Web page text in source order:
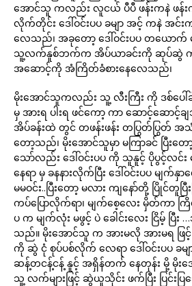
အောင်သူ ကလည်း လူငယ် ပီပီ ဖန်းကနဲ ဖန်း
လိုက်တိုင်း ဒေါ်ဝင်းပပ ခမျာ အင့် ကနဲ အင်းက
လေသည်၊ အခုတော့ ဒေါ်ဝင်းပပ တယော
သူ့လက်နူစ်ဘက်က အိပ်ယာခင်းကို ဆုပ်ဆွဲ က
အဆောင့်ကို အံကြိတ်ခံစားနေလေသည်၊
မိုးအောင်သူကလည်း သူ့ လီးကြီး ကို ဒစ်ပေ
မှ အားရ ပါးရ ဖင်ကော့ ကာ ဆောင့်ဆောင့်ချ
အိပ်ခန်းထဲ တွင် တဖန်းဖန်း တပြွတ်ပြွတ် အသံ
တော့သည်၊ မိုးအောင်သူမှာ မကြာခင် ပြီး
သော်လည်း ဒေါ်ဝင်းပပ ကို သူနူင့် ပိုပွင့်လင်
နေရာ မှ ခနနားလိုက်ပြီး ဒေါ်ဝင်းပပ မျက်
မမဝင်း..ပြီးတော့ မလား ကျနော်တို့ ပြိုင်တူ
ကပ်ပြောလိုက်ရာ၊ မျက်စေ့လေး မှိတ်ကာ ကြိ
ပ က မျက်လုံး မဖွင့် ပဲ ခေါင်းလေး ငြိမ့် ပ
သည်။ မိုးအောင်သူ က အားမလို အားမရ ဖြင့်
ကို ဆွဲ ငုံ စုပ်ပစ်လိုက် လေရာ ဒေါ်ဝင်းပပ ခ
ဆန့်တငန့်ငန့် နူင့် အရှိန်တက် နေတုန်း မို့
သူ့ လက်များဖြင့် ဆွဲယူသိုင်း ဖက်ပြီး ပြင်းပြ